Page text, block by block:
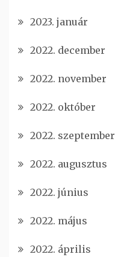
2023. január
2022. december
2022. november
2022. október
2022. szeptember
2022. augusztus
2022. június
2022. május
2022. április